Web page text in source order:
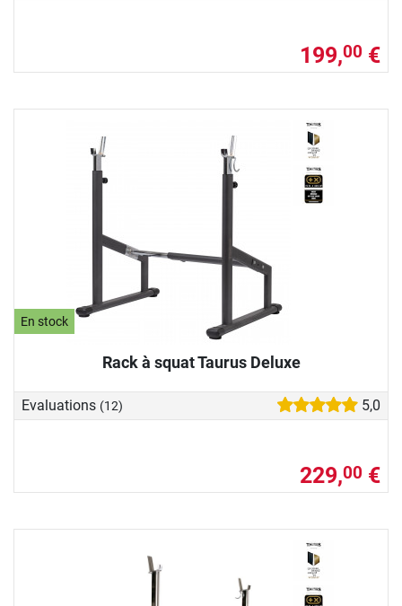
199,00 €
En stock
Rack à squat Taurus Deluxe
Evaluations (12) 5,0
229,00 €